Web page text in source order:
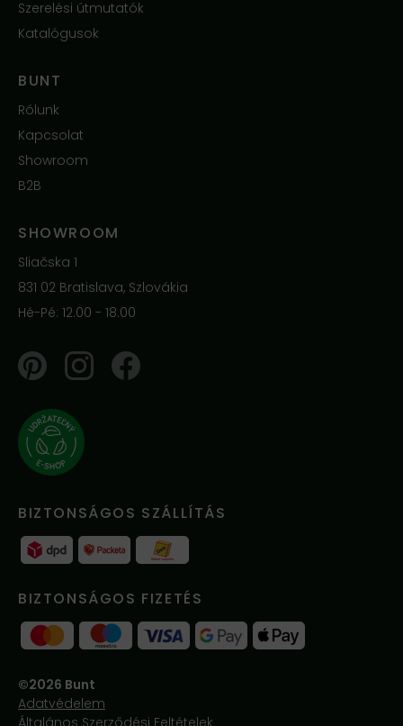
Szerelési útmutatók
Katalógusok
BUNT
Rólunk
Kapcsolat
Showroom
B2B
SHOWROOM
Sliačska 1
831 02 Bratislava, Szlovákia
Hé-Pé: 12.00 - 18.00
PinterestInstagramFacebook
BIZTONSÁGOS SZÁLLÍTÁS
BIZTONSÁGOS FIZETÉS
©2026 Bunt
Adatvédelem
Általános Szerződési Feltételek